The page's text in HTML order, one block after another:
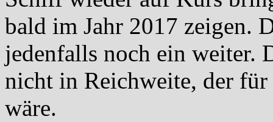
bald im Jahr 2017 zeigen.
jedenfalls noch ein weiter.
nicht in Reichweite, der
wäre.